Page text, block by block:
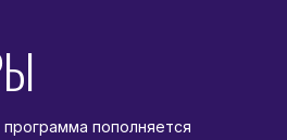
пополняется